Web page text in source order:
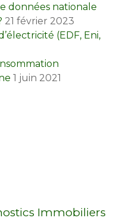
données nationale
21 février 2023
(EDF, Eni,
1 juin 2021
Immobiliers